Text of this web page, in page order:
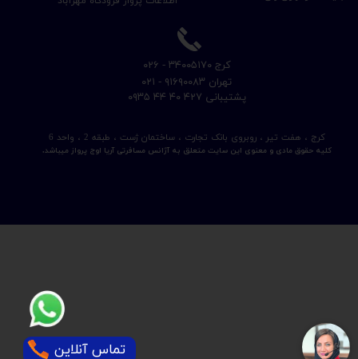
کلیه حقوق مادی و معنوی این سایت متعلق به آژانس مسافرتی آریا اوج پرواز میباشد.
​تهران ۹۱۶۹۰۰۸۳ - ۰۲۱
کرج ، هفت تیر ، روبروی بانک تجارت ، ساختمان ژست ، طبقه 2 ، واحد 6
تماس آنلاین
​کرج ۳۴۰۰۵۱۷۰ - ۰۲۶
​پشتیبانی ۴۲۷ ۴۰ ۴۴ ۰۹۳۵